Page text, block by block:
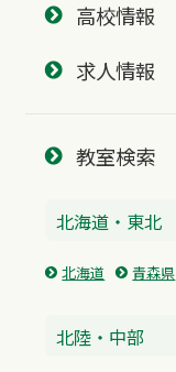
高校情報
求人情報
教室検索
北海道・東北
北海道 青森県
北陸・中部